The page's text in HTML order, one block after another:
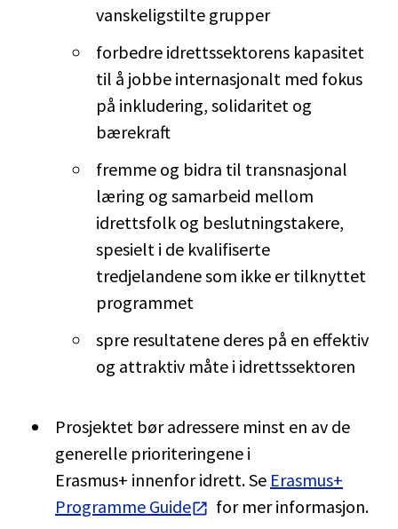
vanskeligstilte grupper
forbedre idrettssektorens kapasitet
til å jobbe internasjonalt med fokus
på inkludering, solidaritet og
bærekraft
fremme og bidra til transnasjonal
læring og samarbeid mellom
idrettsfolk og beslutningstakere,
spesielt i de kvalifiserte
tredjelandene som ikke er tilknyttet
programmet
spre resultatene deres på en effektiv
og attraktiv måte i idrettssektoren
Prosjektet bør adressere minst en av de
generelle prioriteringene i
Erasmus+ innenfor idrett. Se Erasmus+
Programme Guide
for mer informasjon.